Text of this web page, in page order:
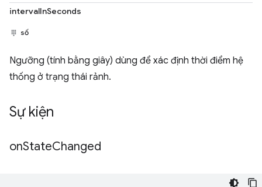
intervalInSeconds
số
Ngưỡng (tính bằng giây) dùng để xác định thời điểm hệ
thống ở trạng thái rảnh.
Sự kiện
onStateChanged